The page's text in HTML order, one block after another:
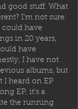
good stuff. What
I'm not sure.
could have
in 20 years,
have
I have not
albums, but
I heard on EP
EP, it's a
the running